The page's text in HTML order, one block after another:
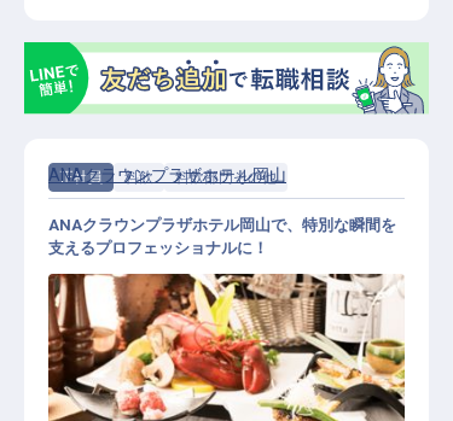
正社員 料飲 料飲部門その他
ANAクラウンプラザホテル岡山
ANAクラウンプラザホテル岡山で、特別な瞬間を
支えるプロフェッショナルに！